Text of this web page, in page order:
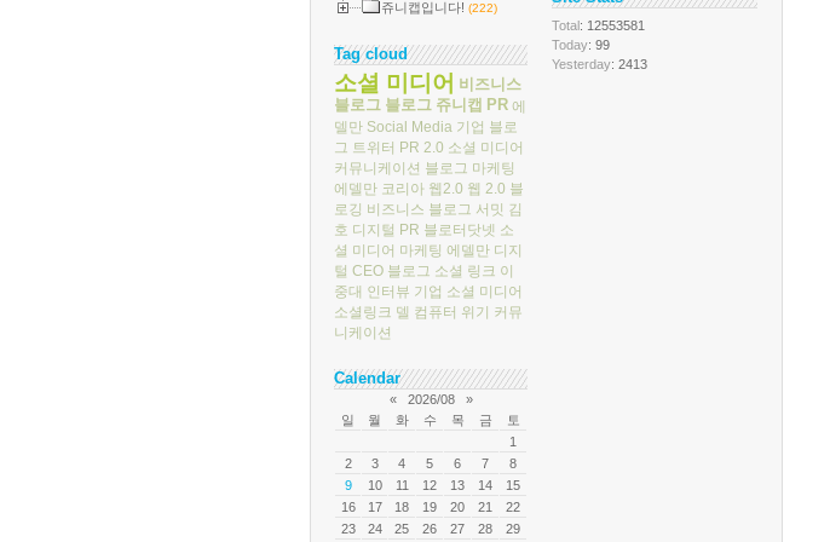
쥬니캡입니다! (222)
Tag cloud
소셜 미디어 비즈니스
블로그 블로그 쥬니캡 PR 에
델만 Social Media 기업 블로
그 트위터 PR 2.0 소셜 미디어
커뮤니케이션 블로그 마케팅
에델만 코리아 웹2.0 웹 2.0 블
로깅 비즈니스 블로그 서밋 김
호 디지털 PR 블로터닷넷 소
셜 미디어 마케팅 에델만 디지
털 CEO 블로그 소셜 링크 이
중대 인터뷰 기업 소셜 미디어
소셜링크 델 컴퓨터 위기 커뮤
니케이션
Calendar
« 2026/08
»
일
월 화 수 목 금
토
1
2
3 4 5 6 7
8
9
10 11 12 13 14
15
16
17 18 19 20 21
22
23
24 25 26 27 28 29
Total: 12553581
Today: 99
Yesterday: 2413